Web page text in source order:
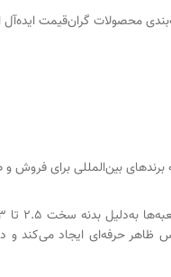
محصولات گران‌قیمت
بین‌المللی برای فروش و
حرفه‌ای ایجاد می‌کند و